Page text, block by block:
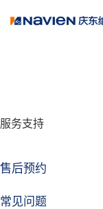
服务支持
售后预约
常见问题
品牌故事
技术实力
企业动态
焦点注册Life